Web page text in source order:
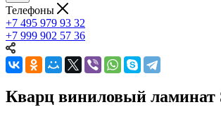
Телефоны
+7 495 979 93 32
+7 999 902 57 36
Кварц виниловый ламинат